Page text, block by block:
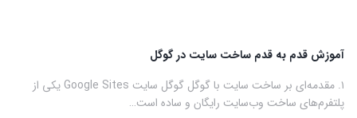
آموزش قدم به قدم ساخت سایت در گوگل
۱. مقدمه‌ای بر ساخت سایت با گوگل گوگل سایت Google Sites یکی از
پلتفرم‌های ساخت وب‌سایت رایگان و ساده است…